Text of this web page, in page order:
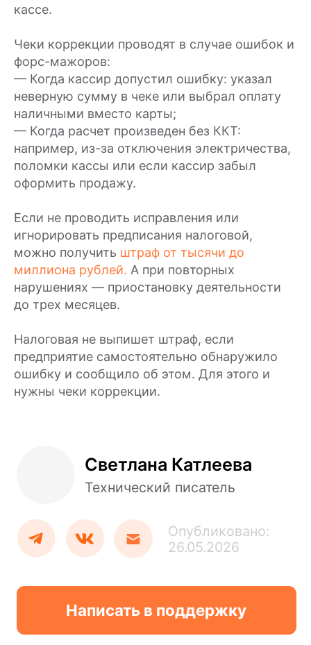
кассе.
Чеки коррекции проводят в случае ошибок и
форс-мажоров:
— Когда кассир допустил ошибку: указал
неверную сумму в чеке или выбрал оплату
наличными вместо карты;
— Когда расчет произведен без ККТ:
например, из-за отключения электричества,
поломки кассы или если кассир забыл
оформить продажу.
Если не проводить исправления или
игнорировать предписания налоговой,
можно получить штраф от тысячи до
миллиона рублей. А при повторных
нарушениях — приостановку деятельности
до трех месяцев.
Налоговая не выпишет штраф, если
предприятие самостоятельно обнаружило
ошибку и сообщило об этом. Для этого и
нужны чеки коррекции.
Технический писатель
Светлана Катлеева
Опубликовано:
Написать в поддержку